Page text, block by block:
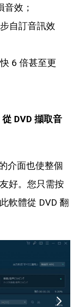
效；
自訂音訊效
6 倍甚至更
DVD 擷取音
介面也使整個
好。您只需按
軟體從 DVD 翻